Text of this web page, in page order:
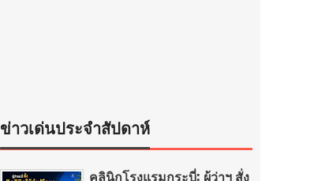
ข่าวเด่นประจำสัปดาห์
คลินิกโรงแรมกระบี่: ผู้ว่าฯ สั่ง